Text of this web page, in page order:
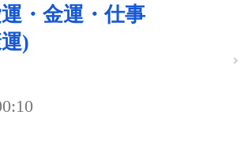
・金運・仕事
)